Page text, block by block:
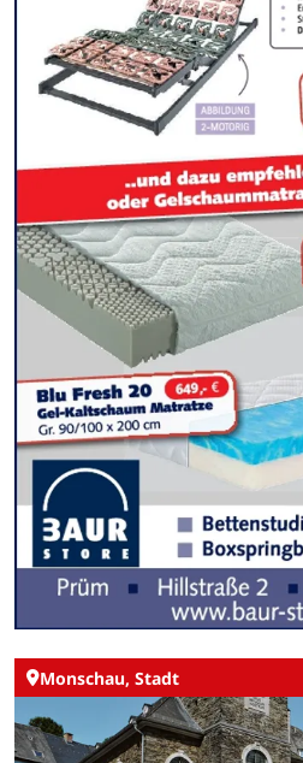
Monschau, Stadt